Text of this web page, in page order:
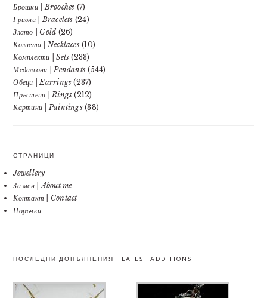
Брошки | Brooches (7)
Гривни | Bracelets (24)
Злато | Gold (26)
Колиета | Necklaces(10)
Комплекти | Sets (233)
Медальони | Pendants (544)
Обеци | Earrings (237)
Пръстени | Rings (212)
Картини | Paintings(38)
СТРАНИЦИ
Jewellery
За мен | About me
Контакт | Contact
Поръчки
ПОСЛЕДНИ ДОПЪЛНЕНИЯ | LATEST ADDITIONS